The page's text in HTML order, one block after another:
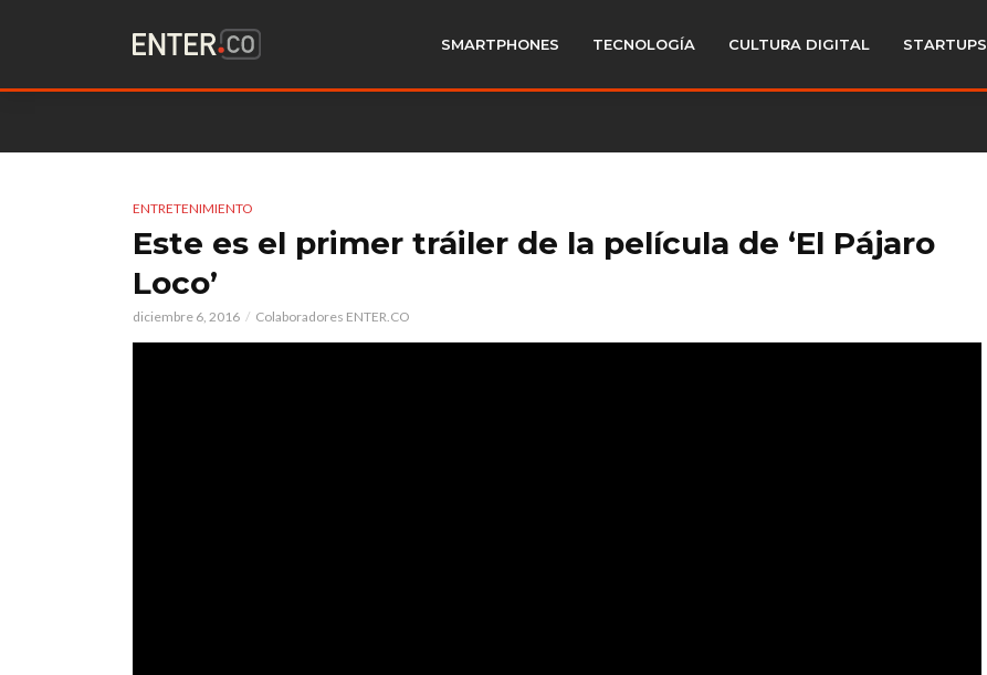
SMARTPHONES TECNOLOGÍA CULTURA DIGITAL STARTUPS
ENTRETENIMIENTO
Este es el primer tráiler de la película de ‘El Pájaro
Loco’
diciembre 6, 2016 Colaboradores ENTER.CO